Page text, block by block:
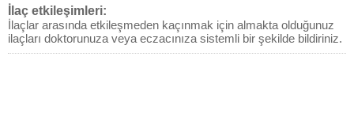
İlaç etkileşimleri:
İlaçlar arasında etkileşmeden kaçınmak için almakta olduğunuz
ilaçları doktorunuza veya eczacınıza sistemli bir şekilde bildiriniz.